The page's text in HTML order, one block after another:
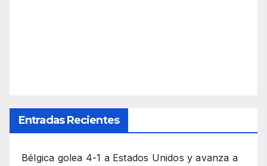
Entradas Recientes
Bélgica golea 4-1 a Estados Unidos y avanza a